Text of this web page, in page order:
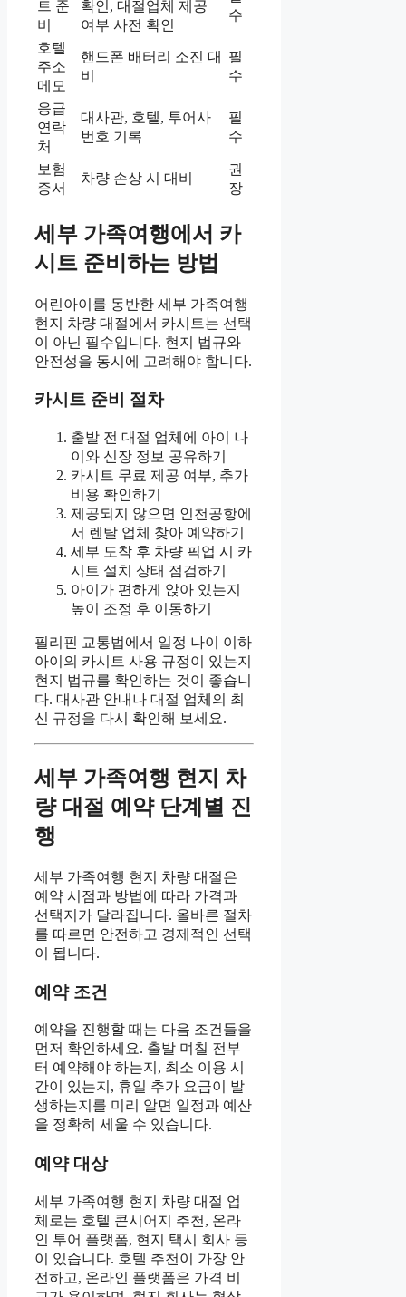
트 준
비
확인, 대절업체 제공
여부 사전 확인
수
호텔
주소
메모
핸드폰 배터리 소진 대
비
필
수
응급
연락
처
대사관, 호텔, 투어사
번호 기록
필
수
보험
증서
차량 손상 시 대비
권
장
세부 가족여행에서 카
시트 준비하는 방법
어린아이를 동반한 세부 가족여행
현지 차량 대절에서 카시트는 선택
이 아닌 필수입니다. 현지 법규와
안전성을 동시에 고려해야 합니다.
카시트 준비 절차
출발 전 대절 업체에 아이 나
이와 신장 정보 공유하기
카시트 무료 제공 여부, 추가
비용 확인하기
제공되지 않으면 인천공항에
서 렌탈 업체 찾아 예약하기
세부 도착 후 차량 픽업 시 카
시트 설치 상태 점검하기
아이가 편하게 앉아 있는지
높이 조정 후 이동하기
필리핀 교통법에서 일정 나이 이하
아이의 카시트 사용 규정이 있는지
현지 법규를 확인하는 것이 좋습니
다. 대사관 안내나 대절 업체의 최
신 규정을 다시 확인해 보세요.
세부 가족여행 현지 차
량 대절 예약 단계별 진
행
세부 가족여행 현지 차량 대절은
예약 시점과 방법에 따라 가격과
선택지가 달라집니다. 올바른 절차
를 따르면 안전하고 경제적인 선택
이 됩니다.
예약 조건
예약을 진행할 때는 다음 조건들을
먼저 확인하세요. 출발 며칠 전부
터 예약해야 하는지, 최소 이용 시
간이 있는지, 휴일 추가 요금이 발
생하는지를 미리 알면 일정과 예산
을 정확히 세울 수 있습니다.
예약 대상
세부 가족여행 현지 차량 대절 업
체로는 호텔 콘시어지 추천, 온라
인 투어 플랫폼, 현지 택시 회사 등
이 있습니다. 호텔 추천이 가장 안
전하고, 온라인 플랫폼은 가격 비